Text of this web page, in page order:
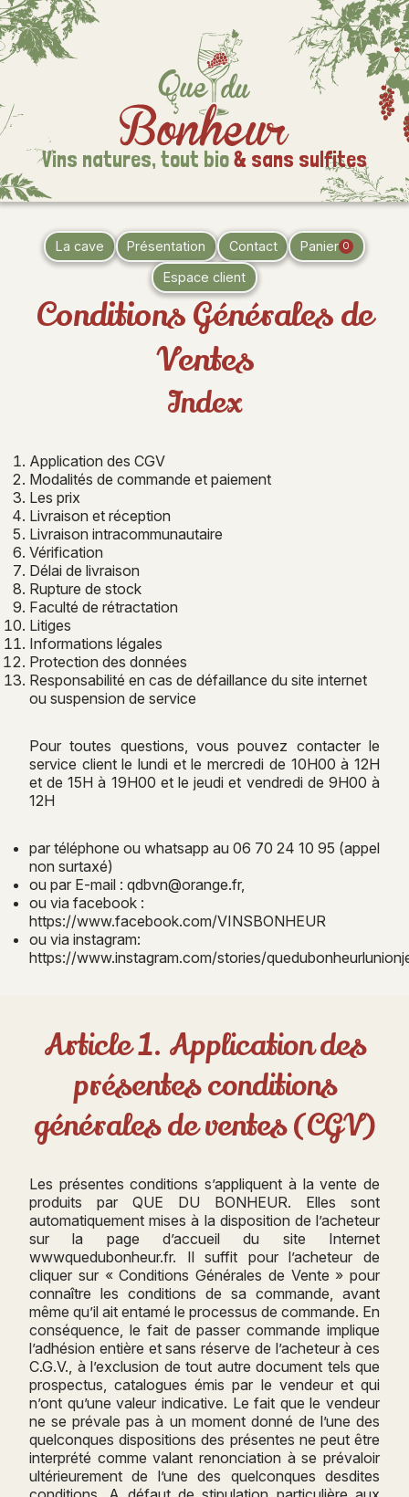
Vins natures, tout bio& sans sulfites
La cave Présentation Contact Panier 0
Espace client
Conditions Générales de
Ventes
Index
Application des CGV
Modalités de commande et paiement
Les prix
Livraison et réception
Livraison intracommunautaire
Vérification
Délai de livraison
Rupture de stock
Faculté de rétractation
Litiges
Informations légales
Protection des données
Responsabilité en cas de défaillance du site internet
ou suspension de service
Pour toutes questions, vous pouvez contacter le
service client le lundi et le mercredi de 10H00 à 12H
et de 15H à 19H00 et le jeudi et vendredi de 9H00 à
12H
par téléphone ou whatsapp au 06 70 24 10 95 (appel
non surtaxé)
ou par E-mail : qdbvn@orange.fr,
ou via facebook :
https://www.facebook.com/VINSBONHEUR
ou via instagram:
https://www.instagram.com/stories/
Article 1. Application des
présentes conditions
générales de ventes (CGV)
Les présentes conditions s’appliquent à la vente de
produits par QUE DU BONHEUR. Elles sont
automatiquement mises à la disposition de l’acheteur
sur la page d’accueil du site Internet
wwwquedubonheur.fr. Il suffit pour l’acheteur de
cliquer sur « Conditions Générales de Vente » pour
connaître les conditions de sa commande, avant
même qu’il ait entamé le processus de commande. En
conséquence, le fait de passer commande implique
l’adhésion entière et sans réserve de l’acheteur à ces
C.G.V., à l’exclusion de tout autre document tels que
prospectus, catalogues émis par le vendeur et qui
n’ont qu’une valeur indicative. Le fait que le vendeur
ne se prévale pas à un moment donné de l’une des
quelconques dispositions des présentes ne peut être
interprété comme valant renonciation à se prévaloir
ultérieurement de l’une des quelconques desdites